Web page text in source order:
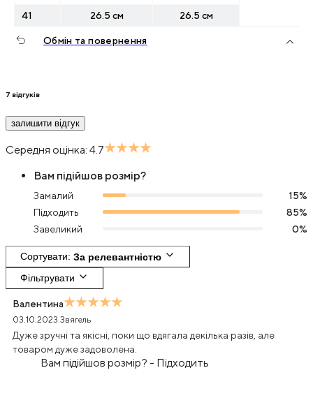
41
26.5 см 26.5 см
Обмін та повернення
7 відгуків
залишити відгук
Середня оцінка: 4.7
Вам підійшов розмір?
Замалий 15%
Підходить
85%
Завеликий
0%
Сортувати За релевантністю
Фільтрувати
Валентина
03.10.2023 Звягель
Дуже зручні та якісні, поки що вдягала декілька разів, але
товаром дуже задоволена.
Вам підійшов розмір? - Підходить